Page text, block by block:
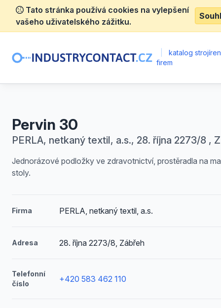
Tato stránka používá cookies na vylepšení
vašeho uživatelského zážitku.
katalog
firem
Pervin 30
PERLA, netkaný textil, a.s., 28. října 2273/8 ,
Jednorázové podložky ve zdravotnictví, prostěradla na
stoly.
Firma PERLA, netkaný textil, a.s.
Adresa 28. října 2273/8, Zábřeh
Telefonní
číslo
+420 583 462 110